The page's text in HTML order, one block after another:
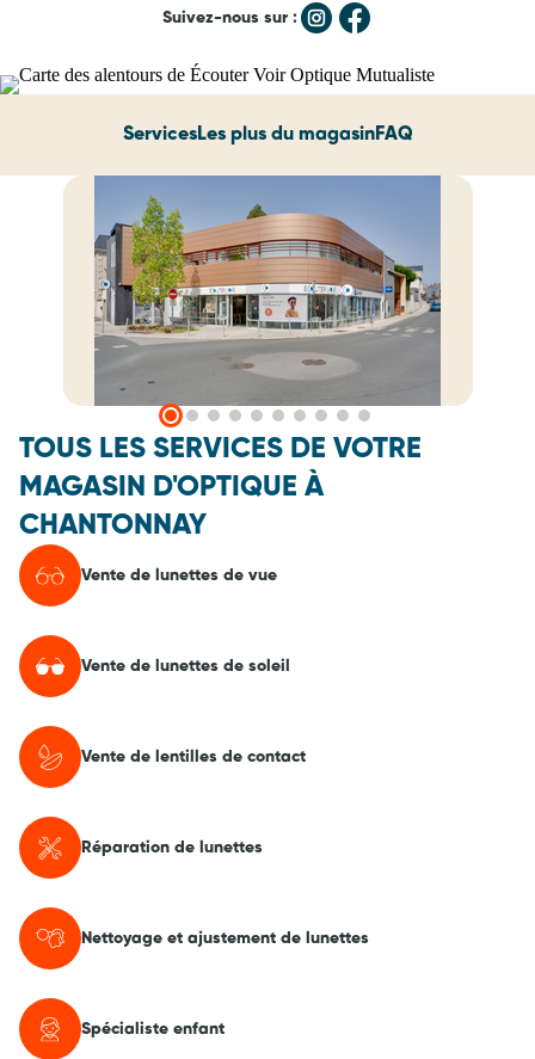
Suivez-nous sur :
ServicesLes plus du magasinFAQ
TOUS LES SERVICES DE VOTRE
MAGASIN D'OPTIQUE À
CHANTONNAY
Vente de lunettes de vue
Vente de lunettes de soleil
Vente de lentilles de contact
Réparation de lunettes
Nettoyage et ajustement de lunettes
Spécialiste enfant